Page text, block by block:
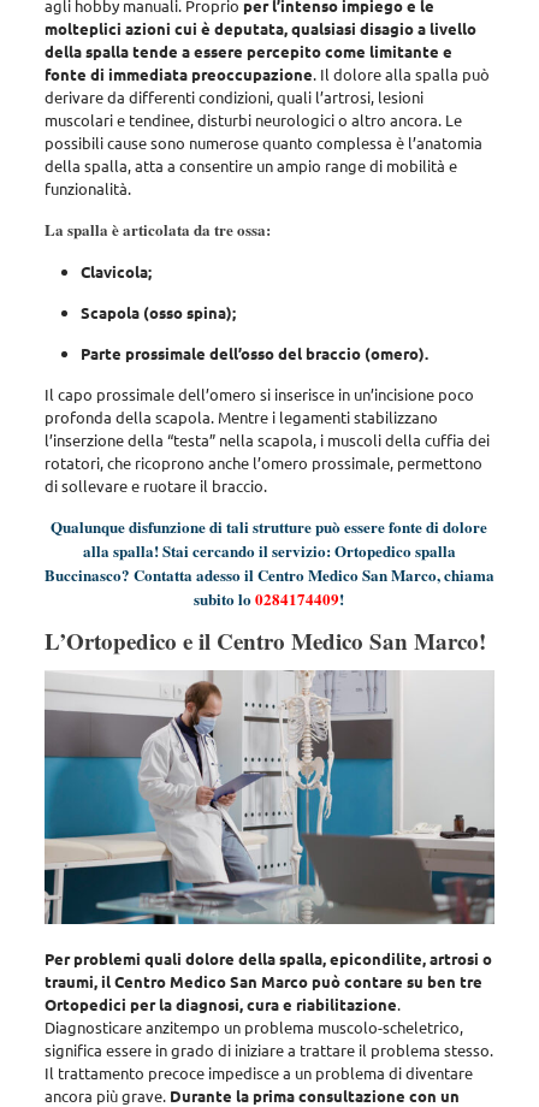
agli hobby manuali. Proprio per l’intenso impiego e le
molteplici azioni cui è deputata, qualsiasi disagio a livello
della spalla tende a essere percepito come limitante e
fonte di immediata preoccupazione. Il dolore alla spalla può
derivare da differenti condizioni, quali l’artrosi, lesioni
muscolari e tendinee, disturbi neurologici o altro ancora. Le
possibili cause sono numerose quanto complessa è l’anatomia
della spalla, atta a consentire un ampio range di mobilità e
funzionalità.
La spalla è articolata da tre ossa:
Clavicola;
Scapola (osso spina);
Parte prossimale dell’osso del braccio (omero).
Il capo prossimale dell’omero si inserisce in un’incisione poco
profonda della scapola. Mentre i legamenti stabilizzano
l’inserzione della “testa” nella scapola, i muscoli della cuffia dei
rotatori, che ricoprono anche l’omero prossimale, permettono
di sollevare e ruotare il braccio.
Qualunque disfunzione di tali strutture può essere fonte di dolore
alla spalla! Stai cercando il servizio: Ortopedico spalla
Buccinasco? Contatta adesso il Centro Medico San Marco, chiama
subito lo0284174409!
L’Ortopedico e il Centro Medico San Marco!
Per problemi quali dolore della spalla, epicondilite, artrosi o
traumi, il Centro Medico San Marco può contare su ben tre
Ortopedici per la diagnosi, cura e riabilitazione.
Diagnosticare anzitempo un problema muscolo-scheletrico,
significa essere in grado di iniziare a trattare il problema stesso.
Il trattamento precoce impedisce a un problema di diventare
ancora più grave. Durante la prima consultazione con un